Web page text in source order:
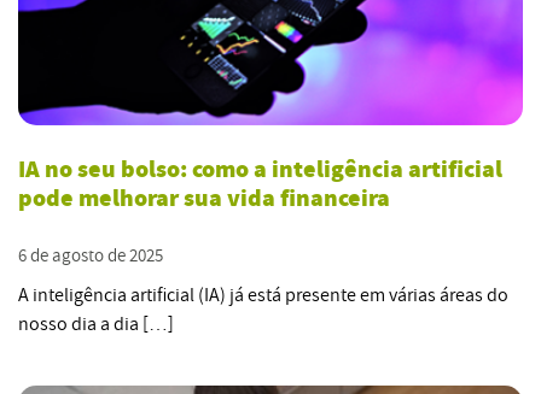
IA no seu bolso: como a inteligência artificial
pode melhorar sua vida financeira
6 de agosto de 2025
A inteligência artificial (IA) já está presente em várias áreas do
nosso dia a dia […]